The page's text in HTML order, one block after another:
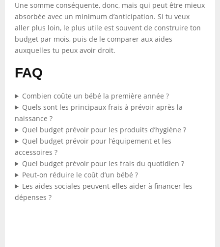
Une somme conséquente, donc, mais qui peut être mieux
absorbée avec un minimum d’anticipation. Si tu veux
aller plus loin, le plus utile est souvent de construire ton
budget par mois, puis de le comparer aux aides
auxquelles tu peux avoir droit.
FAQ
Combien coûte un bébé la première année ?
Quels sont les principaux frais à prévoir après la
naissance ?
Quel budget prévoir pour les produits d’hygiène ?
Quel budget prévoir pour l’équipement et les
accessoires ?
Quel budget prévoir pour les frais du quotidien ?
Peut-on réduire le coût d’un bébé ?
Les aides sociales peuvent-elles aider à financer les
dépenses ?